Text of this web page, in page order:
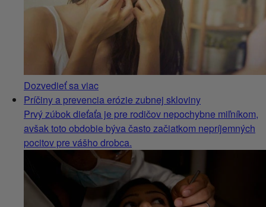
Dozvedieť sa viac
Príčiny a prevencia erózie zubnej skloviny
Prvý zúbok dieťaťa je pre rodičov nepochybne miľníkom,
avšak toto obdobie býva často začiatkom nepríjemných
pocitov pre vášho drobca.